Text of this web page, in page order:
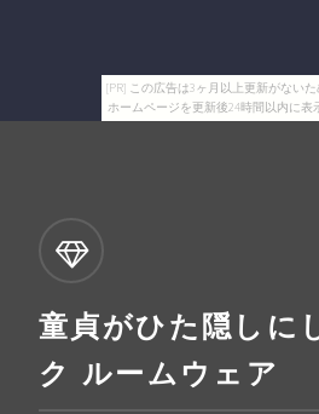
[PR] この広告は3ヶ月以上更新がないた
ホームページを更新後24時間以内に表
童貞がひた隠しに
ク ルームウェア